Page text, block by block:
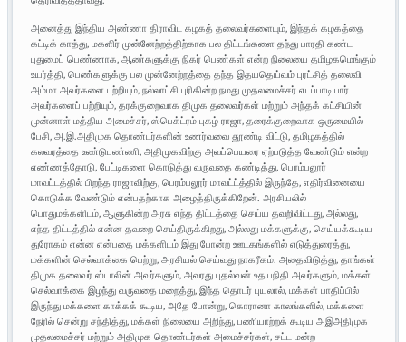
அனைத்து இந்திய அண்ணா திராவிட கழகத் தலைவர்களையும், இந்தக் கழகத்தை
கட்டிக் காத்து, மகளிர் முன்னேற்றத்திற்காக பல திட்டங்களை தந்து பாரதி கண்ட
புதுமைப் பெண்ணாக, ஆண்களுக்கு நிகர் பெண்கள் என்ற நிலையை தமிழகமெங்கும்
உயர்த்தி, பெண்களுக்கு பல முன்னேற்றத்தை தந்த இதயதெய்வம் புரட்சித் தலைவி
அம்மா அவர்களை பற்றியும், நல்லாட்சி புரிகின்ற நமது முதலமைச்சர் எடப்பாடியார்
அவர்களைப் பற்றியும், தரக்குறைவாக திமுக தலைவர்கள் மற்றும் அந்தக் கட்சியின்
முன்னாள் மத்திய அமைச்சர், ஸ்பெக்ட்ரம் புகழ் ராஜா, தரைக்குறைவாக ஒருமையில்
பேசி, அ.இ.அதிமுக தொண்டர்களின் உணர்வவை தூண்டி விட்டு, தமிழகத்தில்
கலவரத்தை உண்டுபண்ணி, அதிமுகவிற்கு அவப்பெயரை ஏற்படுத்த வேண்டும் என்ற
எண்ணத்தோடு, பேட்டிகளை கொடுத்து வருவதை கண்டித்து, பெரம்பலூர்
மாவட்டத்தில் பிறந்த ராஜாவிற்கு, பெரம்பலூர் மாவட்ட்த்தில் இருந்தே, எதிர்வினையை
கொடுக்க வேண்டும் என்பதற்காக அழைத்திருக்கிறேன். அரசியலில்
பொதுமக்களிடம், ஆளுகின்ற அரசு எந்த திட்டத்தை செய்ய தவறிவிட்டது, அல்லது,
எந்த திட்டத்தில் என்ன தவறை செய்திருக்கிறது, அல்லது மக்களுக்கு, செய்யக்கூடிய
துரோகம் என்ன என்பதை மக்களிடம் இது போன்ற ஊடகங்களில் எடுத்துரைத்து,
மக்களின் செல்வாக்கை பெற்று, அரசியல் செய்வது நாகரீகம். அதைவிடுத்து, தாங்கள்
திமுக தலைவர் ஸ்டாலின் அவர்களும், அவரது புதல்வன் உதயநிதி அவர்களும், மக்கள்
செல்வாக்கை இழந்து வருவதை மறைத்து, இந்த தொடர் புயலால், மக்கள் பாதிப்பில்
இருந்து மக்களை காக்கக் கூடிய, அதே போன்று, கொரானா காலங்களில், மக்களை
நேரில் சென்று சந்தித்து, மக்கள் நிலையை அறிந்து, பணியாற்றக் கூடிய அஇஅதிமுக
முதலமைச்சர் மற்றும் அதிமுக தொண்டர்கள் அமைச்சர்கள், சட்ட மன்ற